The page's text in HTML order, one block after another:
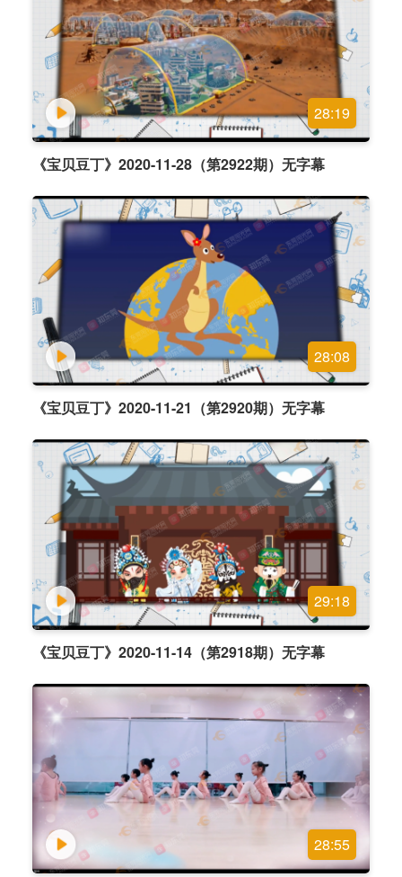
28:19
《宝贝豆丁》2020-11-28（第2922期）无字幕
28:08
《宝贝豆丁》2020-11-21（第2920期）无字幕
29:18
《宝贝豆丁》2020-11-14（第2918期）无字幕
28:55